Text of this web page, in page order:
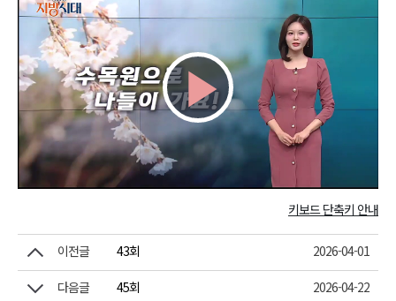
Play
Video키보드 단축키 안내
이전글 43회 2026-04-01
다음글 45회 2026-04-22